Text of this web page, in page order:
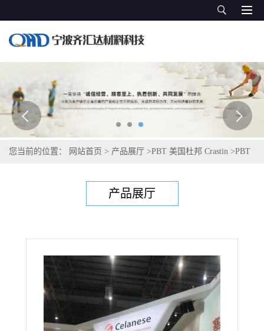
您当前的位置： 网站首页 > 产品展厅 >PBT 美国杜邦 Crastin >PBT
产品展厅